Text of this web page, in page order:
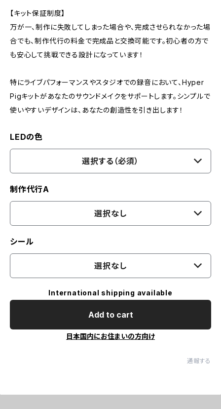
【キット保証制度】
万が一、制作に失敗してしまった場合や、完成させられなかった場
合でも、制作代行の料金で完成品と交換可能です。初心者の方で
も安心して挑戦できる設計になっています！
特にライブパフォーマンスやスタジオでの録音において、Hyper
Pigキットがあなたのサウンドメイクをサポートします。シンプルで
使いやすいデザインは、あなたの創造性を引き出します！
LEDの色
選択する（必須）
制作代行A
選択なし
シール
選択なし
International shipping available
Add to cart
日本国内にお住まいの方向け
通報する